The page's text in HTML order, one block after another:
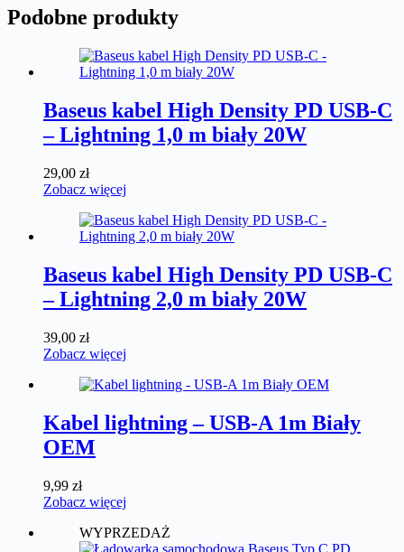
Podobne produkty
Baseus kabel High Density PD USB-C
– Lightning 1,0 m biały 20W
29,00 zł
Zobacz więcej
Baseus kabel High Density PD USB-C
– Lightning 2,0 m biały 20W
39,00 zł
Zobacz więcej
Kabel lightning – USB-A 1m Biały
OEM
9,99 zł
Zobacz więcej
WYPRZEDAŻ